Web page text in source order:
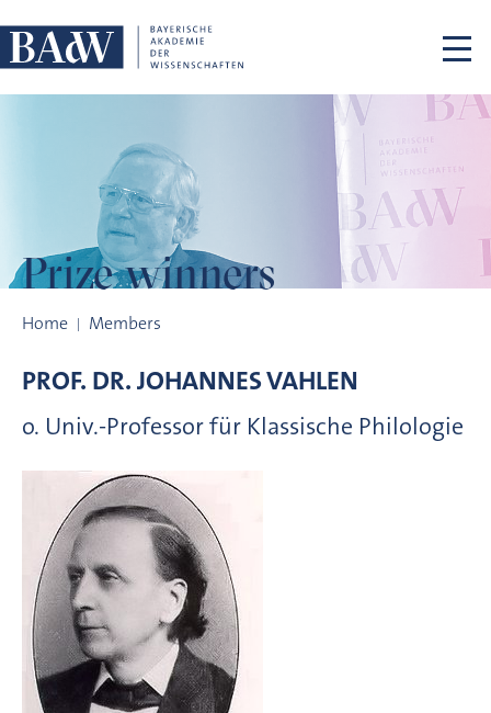
Prize winners
Home Members
PROF. DR.JOHANNESVAHLEN
o. Univ.-Professor für Klassische Philologie